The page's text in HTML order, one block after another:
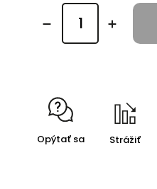
Opýtať sa Strážiť